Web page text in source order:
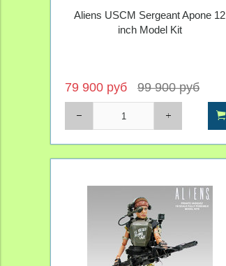
Aliens USCM Sergeant Apone 12
inch Model Kit
79 900 руб 99 900 руб